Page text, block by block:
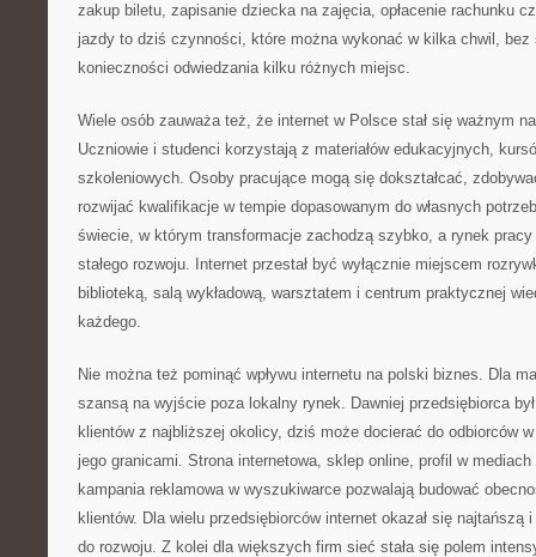
zakup biletu, zapisanie dziecka na zajęcia, opłacenie rachunku
jazdy to dziś czynności, które można wykonać w kilka chwil,
konieczności odwiedzania kilku różnych miejsc.
Wiele osób zauważa też, że internet w Polsce stał się ważnym
Uczniowie i studenci korzystają z materiałów edukacyjnych,
szkoleniowych. Osoby pracujące mogą się dokształcać,
rozwijać kwalifikacje w tempie dopasowanym do własnych
świecie, w którym transformacje zachodzą szybko, a rynek
stałego rozwoju. Internet przestał być wyłącznie miejscem
biblioteką, salą wykładową, warsztatem i centrum praktycznej
każdego.
Nie można też pominąć wpływu internetu na polski biznes. Dla
szansą na wyjście poza lokalny rynek. Dawniej przedsiębiorca
klientów z najbliższej okolicy, dziś może docierać do odbiorców
jego granicami. Strona internetowa, sklep online, profil w
kampania reklamowa w wyszukiwarce pozwalają budować
klientów. Dla wielu przedsiębiorców internet okazał się najtańszą
do rozwoju. Z kolei dla większych firm sieć stała się polem